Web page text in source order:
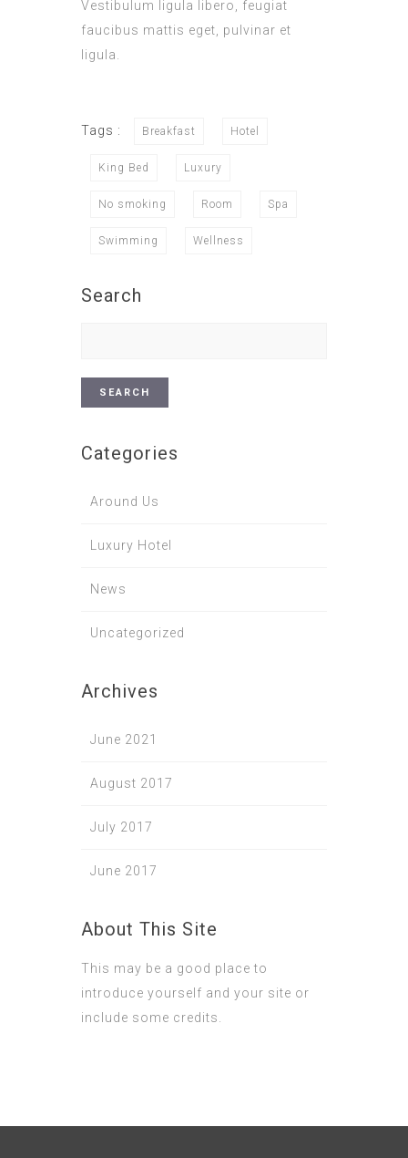
Vestibulum ligula libero, feugiat
faucibus mattis eget, pulvinar et
ligula.
Tags : Breakfast Hotel
King Bed Luxury
No smoking Room Spa
Swimming Wellness
Search
Categories
Around Us
Luxury Hotel
News
Uncategorized
Archives
June 2021
August 2017
July 2017
June 2017
About This Site
This may be a good place to
introduce yourself and your site or
include some credits.